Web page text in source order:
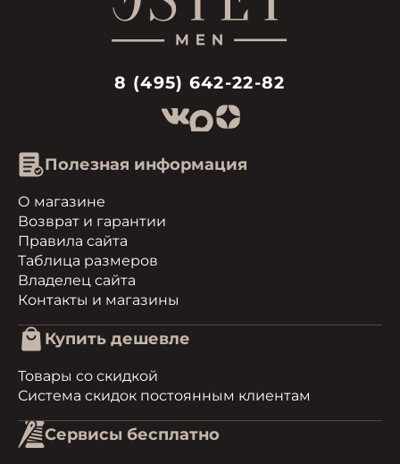
8 (495) 642-22-82
Полезная информация
О магазине
Возврат и гарантии
Правила сайта
Таблица размеров
Владелец сайта
Контакты и магазины
Купить дешевле
Товары со скидкой
Система скидок постоянным клиентам
Сервисы бесплатно